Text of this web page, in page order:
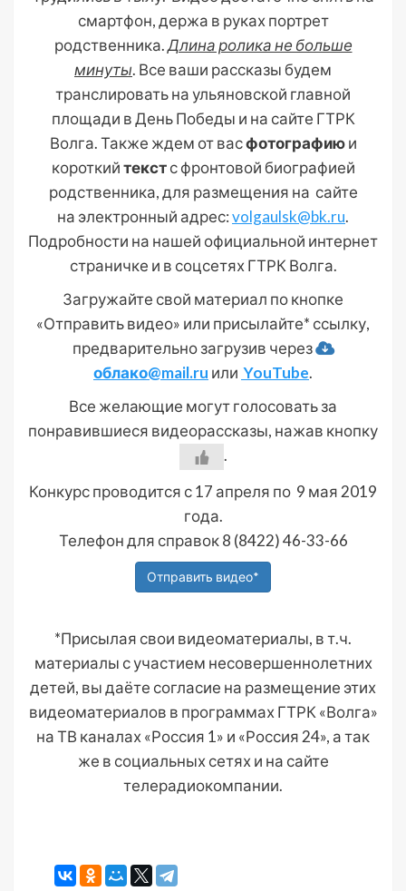
смартфон, держа в руках портрет
родственника.Длина ролика не больше
минуты. Все ваши рассказы будем
транслировать на ульяновской главной
площади в День Победы и на сайте ГТРК
Волга. Также ждем от васфотографиюи
короткийтекстс фронтовой биографией
родственника, для размещения на сайте
на электронный адрес:volgaulsk@bk.ru.
Подробности на нашей официальной интернет
страничке и в соцсетях ГТРК Волга.
Загружайте свой материал по кнопке
«Отправить видео» или присылайте* ссылку,
предварительно загрузив через
облако@mail.ru или YouTube.
Все желающие могут голосовать за
понравившиеся видеорассказы, нажав кнопку
.
Конкурс проводится с 17 апреля по 9 мая 2019
года.
Телефон для справок 8 (8422) 46-33-66
Отправить видео*
*Присылая свои видеоматериалы, в т.ч.
материалы с участием несовершеннолетних
детей, вы даёте согласие на размещение этих
видеоматериалов в программах ГТРК «Волга»
на ТВ каналах «Россия 1» и «Россия 24», а так
же в социальных сетях и на сайте
телерадиокомпании.